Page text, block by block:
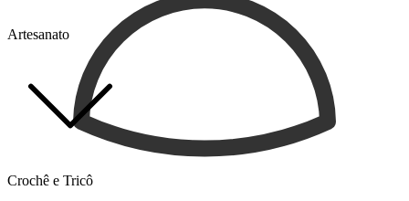
Artesanato
Crochê e Tricô